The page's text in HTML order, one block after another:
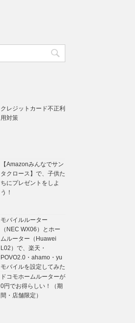
クレジットカード不正利
用対策
【Amazonみんなでサン
タクロース】で、子供た
ちにプレゼントをしよ
う！
モバイルルーター
（NEC WX06）とホー
ムルーター（Huawei
L02）で、楽天・
POVO2.0・ahamo・yu
モバイルを設定してみた
ドコモホームルーターが
0円でお得らしい！（期
間・店舗限定）